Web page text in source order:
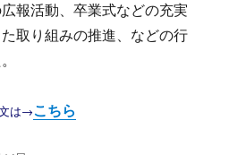
報活動、卒業式などの充実
取り組みの推進、などの行
は→こちら